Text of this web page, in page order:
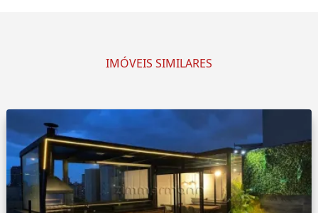
IMÓVEIS SIMILARES